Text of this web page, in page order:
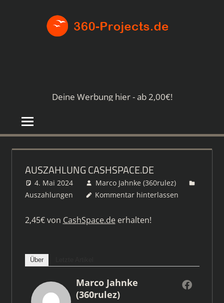
Deine Werbung hier - ab 2,00€!
AUSZAHLUNG CASHSPACE.DE
4. Mai 2024
Marco Jahnke (360rulez)
Auszahlungen
Kommentar hinterlassen
2,45€ von CashSpace.deerhalten!
Über
Marco Jahnke
(360rulez)